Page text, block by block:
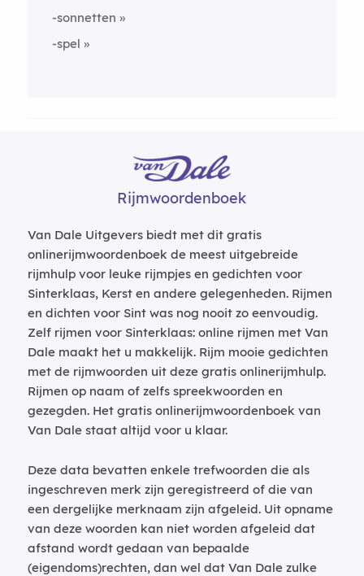
-sonnetten
-spel
Rijmwoordenboek
Van Dale Uitgevers biedt met dit gratis
onlinerijmwoordenboek de meest uitgebreide
rijmhulp voor leuke rijmpjes en gedichten voor
Sinterklaas, Kerst en andere gelegenheden. Rijmen
en dichten voor Sint was nog nooit zo eenvoudig.
Zelf rijmen voor Sinterklaas: online rijmen met Van
Dale maakt het u makkelijk. Rijm mooie gedichten
met de rijmwoorden uit deze gratis onlinerijmhulp.
Rijmen op naam of zelfs spreekwoorden en
gezegden. Het gratis onlinerijmwoordenboek van
Van Dale staat altijd voor u klaar.
Deze data bevatten enkele trefwoorden die als
ingeschreven merk zijn geregistreerd of die van
een dergelijke merknaam zijn afgeleid. Uit opname
van deze woorden kan niet worden afgeleid dat
afstand wordt gedaan van bepaalde
(eigendoms)rechten, dan wel dat Van Dale zulke